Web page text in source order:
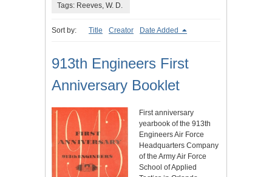
Tags: Reeves, W. D.
Sort by: Title Creator Date Added
913th Engineers First
Anniversary Booklet
First anniversary
yearbook of the 913th
Engineers Air Force
Headquarters Company
of the Army Air Force
School of Applied